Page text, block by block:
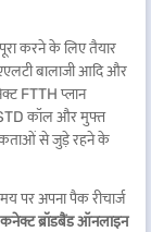
करने के लिए तैयार
बालाजी आदि और
FTTH प्लान
STD कॉल और मुफ्त
से जुड़े रहने के
पर अपना पैक रीचार्ज
ब्रॉडबैंड ऑनलाइन